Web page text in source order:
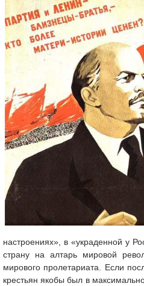
настроениях», в «украденной у
страну на алтарь мировой
мирового пролетариата. Если
крестьян якобы был в